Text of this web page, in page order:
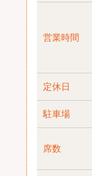
営業時間
定休日
駐車場
席数